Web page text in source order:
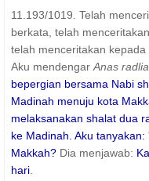
11.193/1019. Telah
berkata, telah
telah menceritakan kepada
Aku mendengar Anas
bepergian bersama Nabi
Madinah menuju kota
melaksanakan shalat dua
ke Madinah. Aku
Makkah? Dia menjawab:
hari